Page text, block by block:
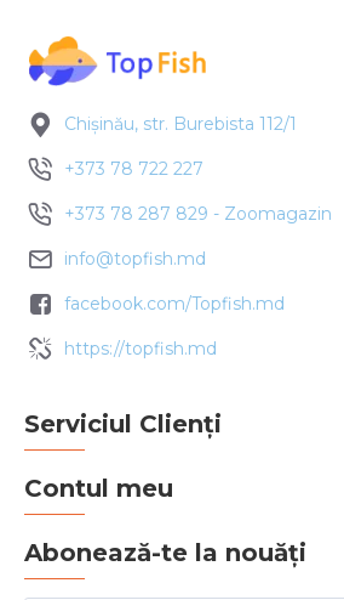
Chișinău, str. Burebista 112/1
+373 78 722 227
+373 78 287 829 - Zoomagazin
info@topfish.md
facebook.com/Topfish.md
https://topfish.md
Serviciul Clienți
Contul meu
Abonează-te la nouăți